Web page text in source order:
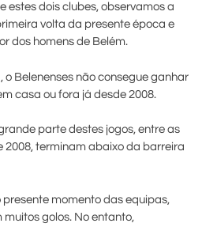
estes dois clubes, observamos a
volta da presente época e
dos homens de Belém.
o Belenenses não consegue ganhar
casa ou fora já desde 2008.
parte destes jogos, entre as
2008, terminam abaixo da barreira
momento das equipas,
golos. No entanto,